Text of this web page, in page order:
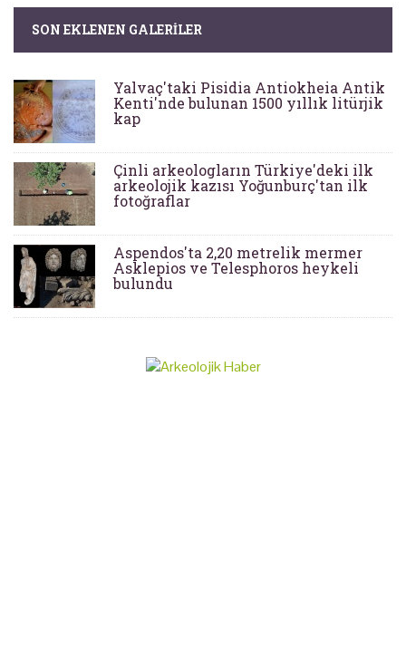
SON EKLENEN GALERILER
Yalvaç'taki Pisidia Antiokheia Antik
Kenti'nde bulunan 1500 yıllık litürjik
kap
Çinli arkeologların Türkiye'deki ilk
arkeolojik kazısı Yoğunburç'tan ilk
fotoğraflar
Aspendos'ta 2,20 metrelik mermer
Asklepios ve Telesphoros heykeli
bulundu